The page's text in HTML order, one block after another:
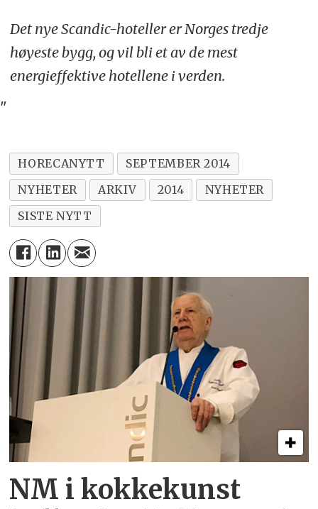
Det nye Scandic-hoteller er Norges tredje
høyeste bygg, og vil bli et av de mest
energieffektive hotellene i verden.
"
HORECANYTT
SEPTEMBER 2014
NYHETER
ARKIV 2014
NYHETER
SISTE NYTT
NM i kokkekunst